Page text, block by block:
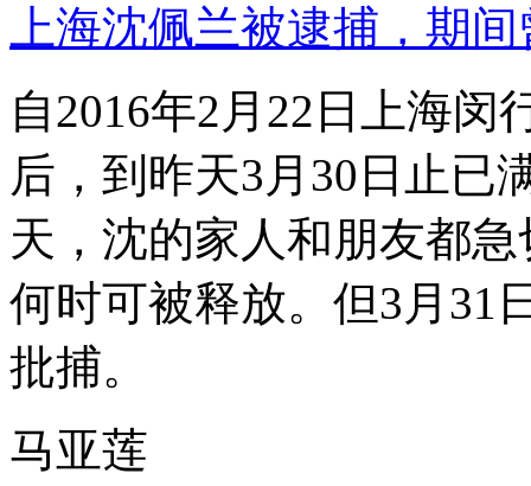
上海沈佩兰被逮捕，期
自2016年2月22日上海
后，到昨天3月30日止已
天，沈的家人和朋友都
何时可被释放。但3月31
批捕。
马亚莲